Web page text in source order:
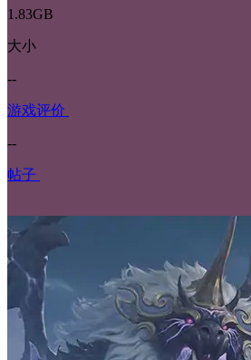
1.83GB
大小
--
游戏评价
--
帖子